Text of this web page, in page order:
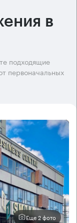
в
подходящие
первоначальных
Еще 2 фото